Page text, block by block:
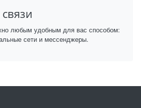
любым удобным для вас способом:
сети и мессенджеры.